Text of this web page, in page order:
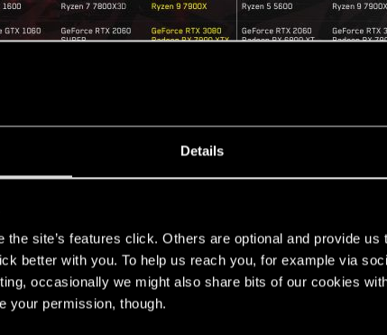
Details
the site’s features click. Others are optional and provide
better with you. To help us reach you, for example via
occasionally we might also share bits of our cookies
your permission, though.